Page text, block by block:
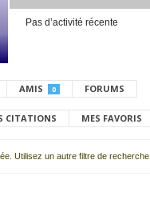
Pas d’activité récente
AMIS 0 FORUMS
CITATIONS MES FAVORIS
Utilisez un autre filtre de recherche.